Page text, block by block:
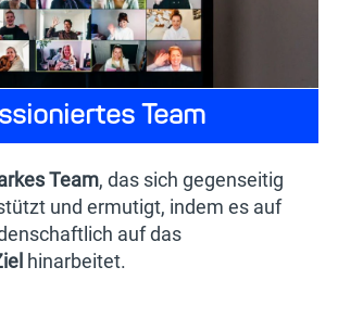
Team
Team, das sich gegenseitig
und ermutigt, indem es auf
auf das
hinarbeitet.